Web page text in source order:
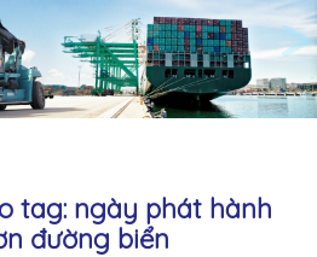
>
tag: ngày phát hành
đường biển